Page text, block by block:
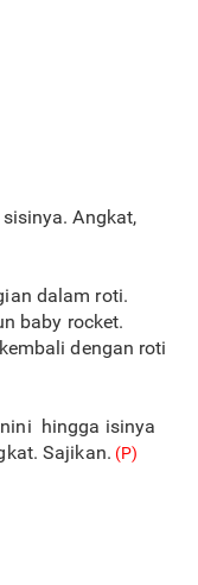
Angkat,
dalam roti.
baby rocket.
dengan roti
hingga isinya
Sajikan. (P)